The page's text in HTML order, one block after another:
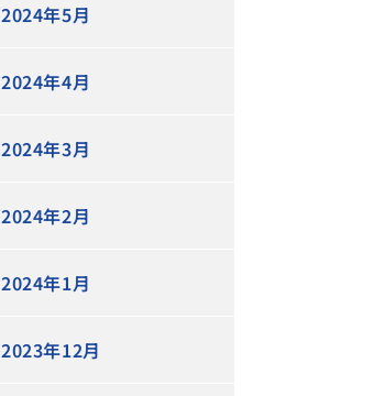
2024年5月
2024年4月
2024年3月
2024年2月
2024年1月
2023年12月